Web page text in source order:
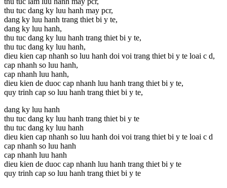
thu tuc dang ky luu hanh may pcr,
dang ky luu hanh trang thiet bi y te,
dang ky luu hanh,
thu tuc dang ky luu hanh trang thiet bi y te,
thu tuc dang ky luu hanh,
dieu kien cap nhanh so luu hanh doi voi trang thiet bi y te loai c d,
cap nhanh so luu hanh,
cap nhanh luu hanh,
dieu kien de duoc cap nhanh luu hanh trang thiet bi y te,
quy trinh cap so luu hanh trang thiet bi y te,
dang ky luu hanh
thu tuc dang ky luu hanh trang thiet bi y te
thu tuc dang ky luu hanh
dieu kien cap nhanh so luu hanh doi voi trang thiet bi y te loai c d
cap nhanh so luu hanh
cap nhanh luu hanh
dieu kien de duoc cap nhanh luu hanh trang thiet bi y te
quy trinh cap so luu hanh trang thiet bi y te